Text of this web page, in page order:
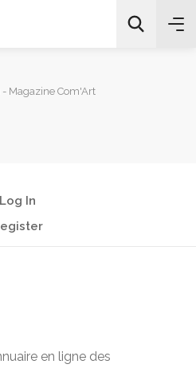
- Magazine Com'Art
Log In
en ligne des